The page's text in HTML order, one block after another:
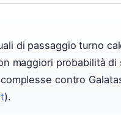
di passaggio turno
maggiori probabilità
contro
).